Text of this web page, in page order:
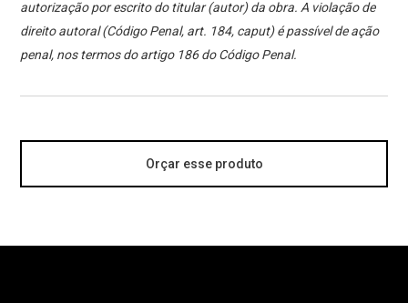
autorização por escrito do titular (autor) da obra. A violação de
direito autoral (Código Penal, art. 184, caput) é passível de ação
penal, nos termos do artigo 186 do Código Penal.
Orçar esse produto